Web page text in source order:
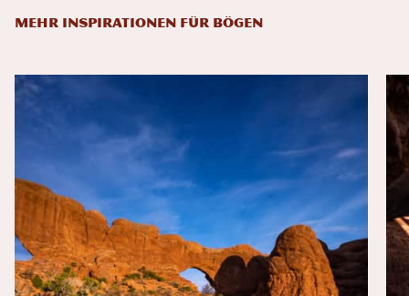
MEHR INSPIRATIONEN FÜR BÖGEN